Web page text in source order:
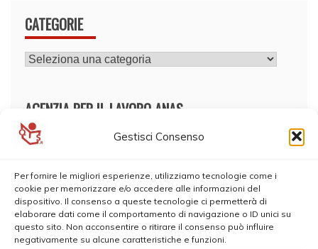
Gestisci Consenso
Per fornire le migliori esperienze, utilizziamo tecnologie come i
cookie per memorizzare e/o accedere alle informazioni del
dispositivo. Il consenso a queste tecnologie ci permetterà di
elaborare dati come il comportamento di navigazione o ID unici su
questo sito. Non acconsentire o ritirare il consenso può influire
negativamente su alcune caratteristiche e funzioni.
CATEGORIE
CATEGORIE
AGENZIA PER IL LAVORO ANAS